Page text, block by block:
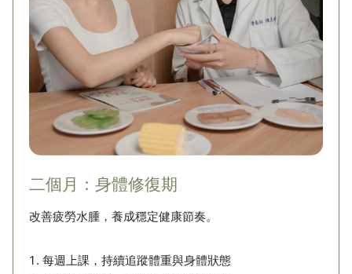
二個月：身體修復期
改善疲勞水腫，養成穩定健康節奏。
每週上課，持續追蹤體重與身體狀態